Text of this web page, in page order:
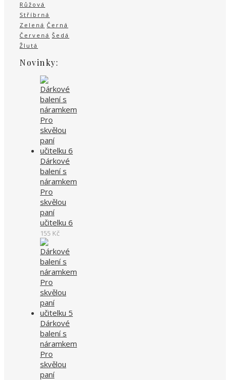
Růžová
Stříbrná
Zelená Černá
Červená Šedá
Žlutá
Novinky:
Dárkové
balení s
náramkem
Pro
skvělou
paní
učitelku 6
155 Kč
Dárkové
balení s
náramkem
Pro
skvělou
paní